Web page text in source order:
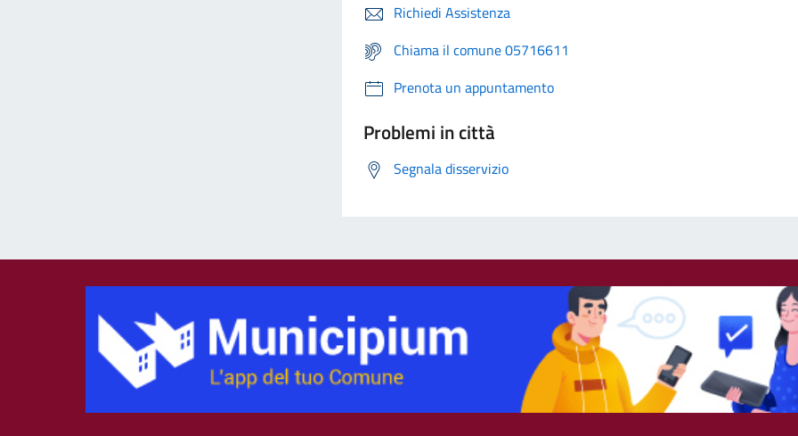
Richiedi Assistenza
Chiama il comune 05716611
Prenota un appuntamento
Problemi in città
Segnala disservizio